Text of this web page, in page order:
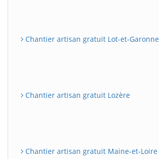
Chantier artisan gratuit Lot-et-Garonne
Chantier artisan gratuit Lozère
Chantier artisan gratuit Maine-et-Loire